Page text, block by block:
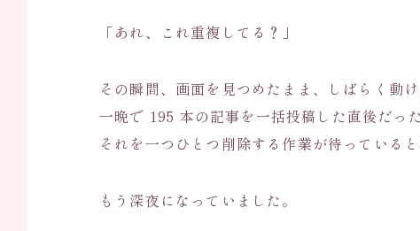
「あれ、これ重複してる？」
その瞬間、画面を見つめたまま、しばらく動け
一晩で 195 本の記事を一括投稿した直後だっ
それを一つひとつ削除する作業が待っていると
もう深夜になっていました。